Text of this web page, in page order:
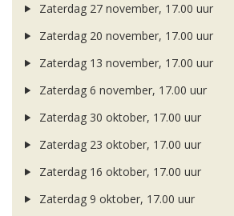
Zaterdag 27 november, 17.00 uur
Zaterdag 20 november, 17.00 uur
Zaterdag 13 november, 17.00 uur
Zaterdag 6 november, 17.00 uur
Zaterdag 30 oktober, 17.00 uur
Zaterdag 23 oktober, 17.00 uur
Zaterdag 16 oktober, 17.00 uur
Zaterdag 9 oktober, 17.00 uur